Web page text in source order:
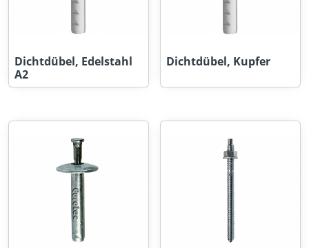
Dichtdübel, Edelstahl
A2
Dichtdübel, Kupfer